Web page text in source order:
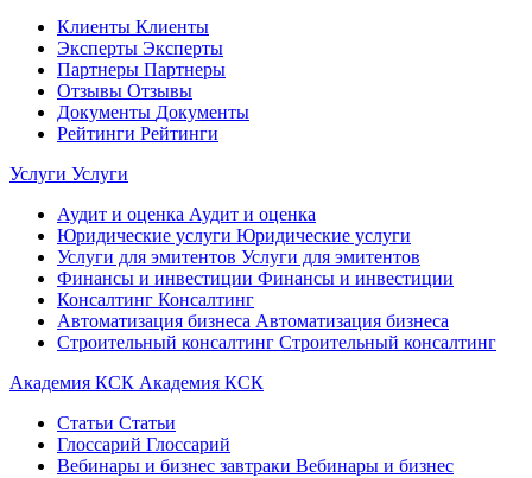
Клиенты Клиенты
Эксперты Эксперты
Партнеры Партнеры
Отзывы Отзывы
Документы Документы
Рейтинги Рейтинги
Услуги Услуги
Аудит и оценка Аудит и оценка
Юридические услуги Юридические услуги
Услуги для эмитентов Услуги для эмитентов
Финансы и инвестиции Финансы и инвестиции
Консалтинг Консалтинг
Автоматизация бизнеса Автоматизация бизнеса
Строительный консалтинг Строительный консалтинг
Академия КСК Академия КСК
Статьи Статьи
Глоссарий Глоссарий
Вебинары и бизнес завтраки Вебинары и бизнес